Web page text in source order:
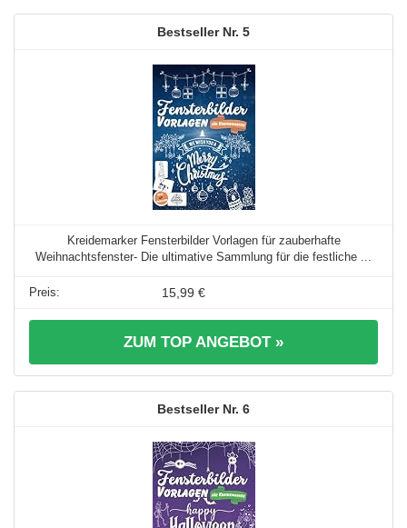
5
Kreidemarker Fensterbilder Vorlagen für zauberhafte
Weihnachtsfenster- Die ultimative Sammlung für die festliche ...
15,99 €
ZUM TOP ANGEBOT »
6